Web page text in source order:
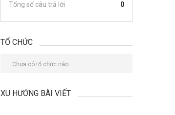
Tổng số câu trả lời
0
TỔ CHỨC
Chưa có tổ chức nào.
XU HƯỚNG BÀI VIẾT